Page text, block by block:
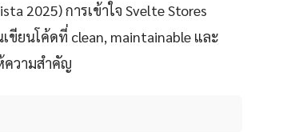
2025) การเข้าใจ Svelte Stores
ขียนโค้ดที่ clean, maintainable และ
ความสำคัญ